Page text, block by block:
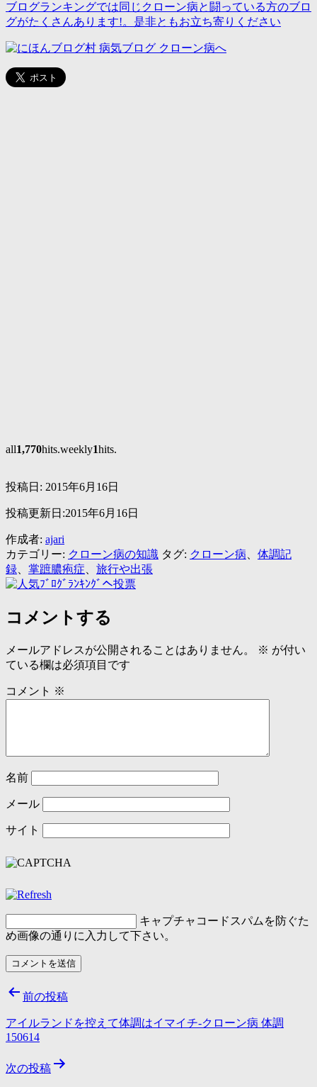
ブログランキングでは同じクローン病と闘っている方のブロ
グがたくさんあります!。是非ともお立ち寄りください
all1,770hits.weekly1hits.
投稿日: 2015年6月16日
投稿更新日:2015年6月16日
作成者: ajari
カテゴリー: クローン病の知識 タグ: クローン病
体調記
録
掌蹠膿疱症 旅行や出張
コメントする
メールアドレスが公開されることはありません。 ※ が付い
ている欄は必須項目です
コメント ※
名前
メール
サイト
キャプチャコード スパムを防ぐた
め画像の通りに入力して下さい。
投
稿
ナ
ビ
前の投稿
アイルランドを控えて体調はイマイチ-クローン病 体調
150614
次の投稿